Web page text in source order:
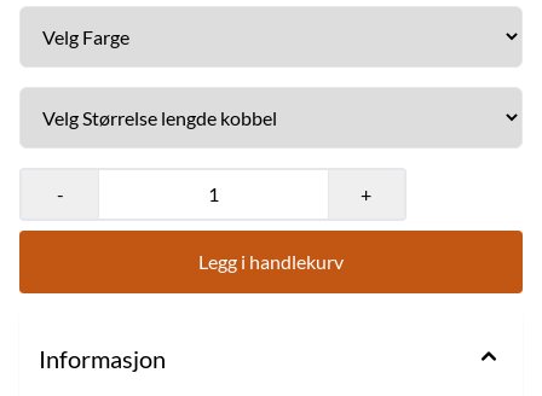
- +
Legg i handlekurv
Informasjon